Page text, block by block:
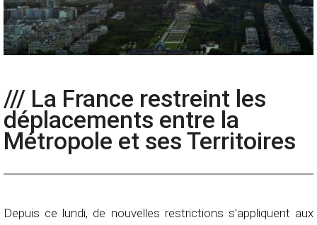
/// La France restreint les
déplacements entre la
Métropole et ses Territoires
Depuis ce lundi, de nouvelles restrictions s’appliquent aux